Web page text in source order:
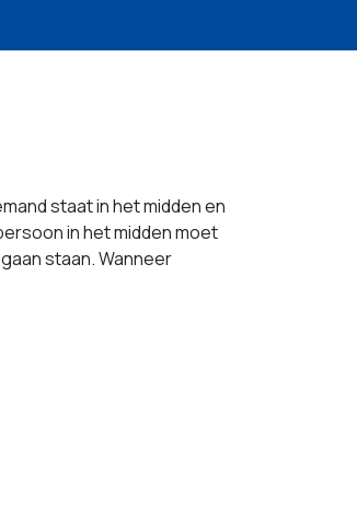
staat in het midden en
in het midden moet
staan. Wanneer